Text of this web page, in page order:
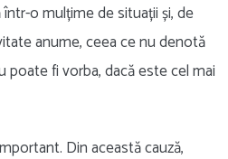
o mulțime de situații și, de
anume, ceea ce nu denotă
poate fi vorba, dacă este cel mai
Din această cauză,